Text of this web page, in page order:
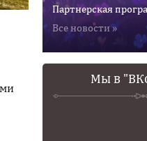
Партнерская
Все новости »
Мы в